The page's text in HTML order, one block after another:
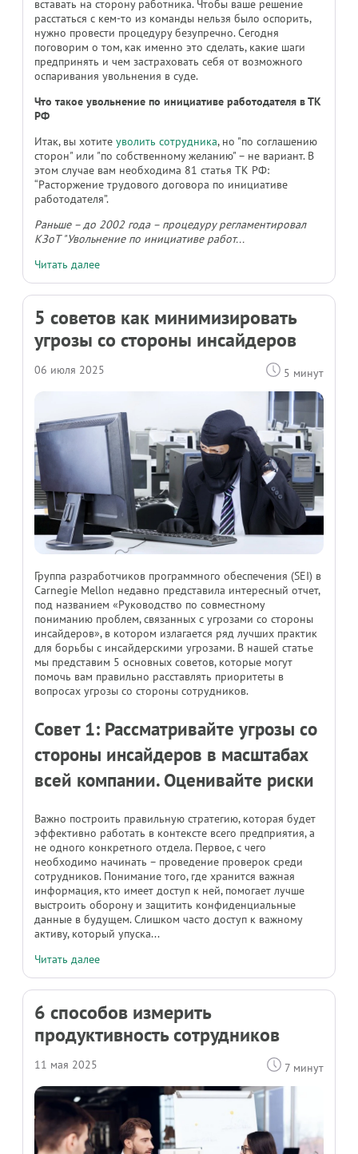
вставать на сторону работника. Чтобы ваше решение
расстаться с кем-то из команды нельзя было оспорить,
нужно провести процедуру безупречно. Сегодня
поговорим о том, как именно это сделать, какие шаги
предпринять и чем застраховать себя от возможного
оспаривания увольнения в суде.
Что такое увольнение по инициативе работодателя в ТК
РФ
Итак, вы хотите уволить сотрудника, но "по соглашению
сторон" или "по собственному желанию" – не вариант. В
этом случае вам необходима 81 статья ТК РФ:
“Расторжение трудового договора по инициативе
работодателя”.
Раньше – до 2002 года – процедуру регламентировал
КЗоТ "Увольнение по инициативе работ...
Читать далее
5 советов как минимизировать
угрозы со стороны инсайдеров
06 июля 2025 5 минут
Группа разработчиков программного обеспечения (SEI) в
Carnegie Mellon недавно представила интересный отчет,
под названием «Руководство по совместному
пониманию проблем, связанных с угрозами со стороны
инсайдеров», в котором излагается ряд лучших практик
для борьбы с инсайдерскими угрозами. В нашей статье
мы представим 5 основных советов, которые могут
помочь вам правильно расставлять приоритеты в
вопросах угрозы со стороны сотрудников.
Совет 1: Рассматривайте угрозы со
стороны инсайдеров в масштабах
всей компании. Оценивайте риски
Важно построить правильную стратегию, которая будет
эффективно работать в контексте всего предприятия, а
не одного конкретного отдела. Первое, с чего
необходимо начинать – проведение проверок среди
сотрудников. Понимание того, где хранится важная
информация, кто имеет доступ к ней, помогает лучше
выстроить оборону и защитить конфиденциальные
данные в будущем. Слишком часто доступ к важному
активу, который упуска...
Читать далее
6 способов измерить
продуктивность сотрудников
11 мая 2025 7 минут